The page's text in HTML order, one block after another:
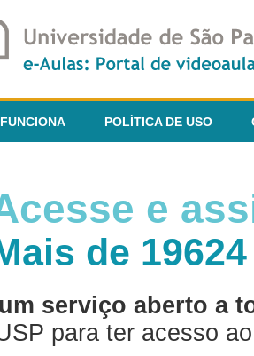
POLÍTICA DE USO
e
de
serviço aberto a
para ter acesso